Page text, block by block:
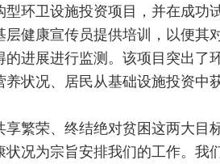
环卫设施投资项目，并在成功
健康宣传员提供培训，以便
的进展进行监测。该项目突出了
状况、居民从基础设施投资中
繁荣、终结绝对贫困这两大
状况为宗旨安排我们的工作。